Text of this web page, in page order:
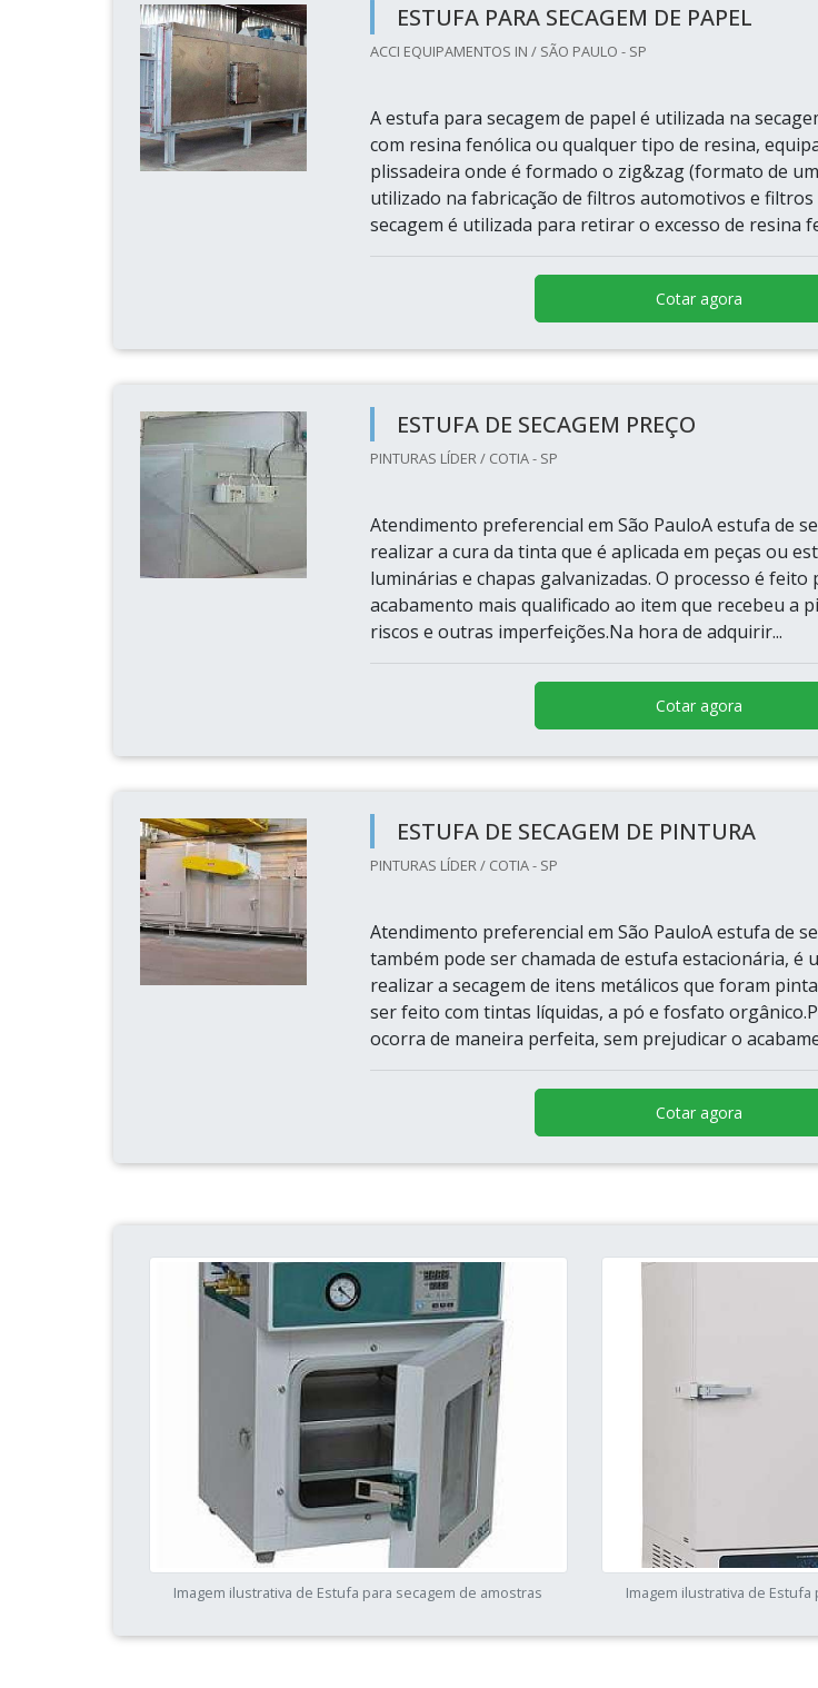
ESTUFA PARA SECAGEM DE PAPEL
ACCI EQUIPAMENTOS IN / SÃO PAULO - SP
A estufa para secagem de papel é utilizada na
com resina fenólica ou qualquer tipo de resina,
plissadeira onde é formado o zig&zag (formato de
utilizado na fabricação de filtros automotivos e
secagem é utilizada para retirar o excesso de resina
Cotar agora
ESTUFA DE SECAGEM PREÇO
PINTURAS LÍDER / COTIA - SP
Atendimento preferencial em São PauloA estufa de
realizar a cura da tinta que é aplicada em peças ou
luminárias e chapas galvanizadas. O processo é
acabamento mais qualificado ao item que recebeu a
riscos e outras imperfeições.Na hora de adquirir...
Cotar agora
ESTUFA DE SECAGEM DE PINTURA
PINTURAS LÍDER / COTIA - SP
Atendimento preferencial em São PauloA estufa de
também pode ser chamada de estufa estacionária, é
realizar a secagem de itens metálicos que foram
ser feito com tintas líquidas, a pó e fosfato
ocorra de maneira perfeita, sem prejudicar o
Cotar agora
Imagem ilustrativa de Estufa para secagem de amostras Imagem ilustrativa de